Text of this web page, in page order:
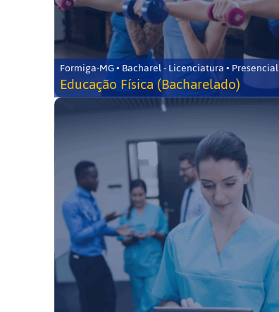
Formiga-MG • Bacharel - Licenciatura • Presencial
Educação Física (Bacharelado)